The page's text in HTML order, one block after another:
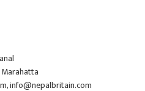
,info@nepalbritain.com